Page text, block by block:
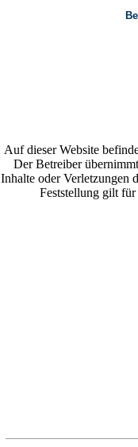
Auf dieser Website
Der Betreiber
Inhalte oder Verletzungen
Feststellung gilt für